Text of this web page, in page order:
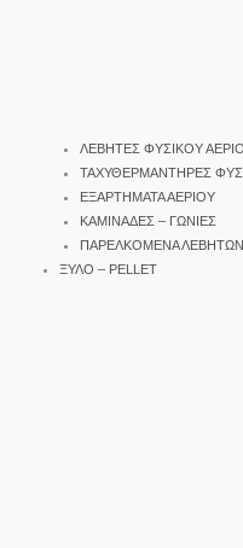
ΛΕΒΗΤΕΣ ΦΥΣΙΚΟΥ
ΤΑΧΥΘΕΡΜΑΝΤΗΡΕΣ
ΕΞΑΡΤΗΜΑΤΑ ΑΕΡΙΟΥ
ΚΑΜΙΝΑΔΕΣ – ΓΩΝΙΕΣ
ΠΑΡΕΛΚΟΜΕΝΑ ΛΕΒΗΤΩΝ
ΞΥΛΟ – PELLET